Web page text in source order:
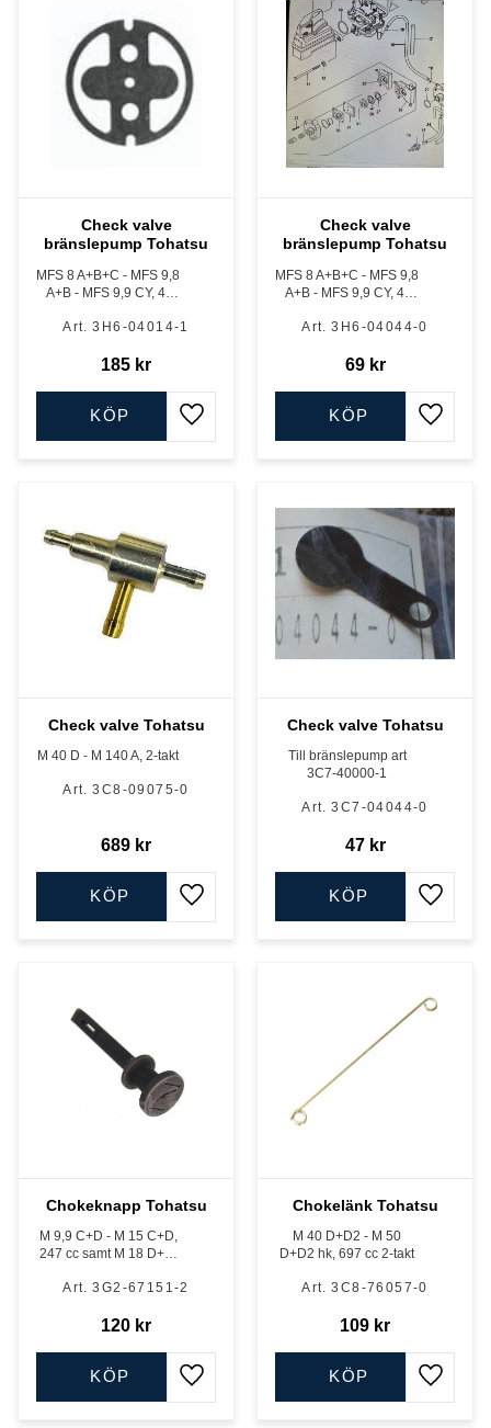
Check valve
bränslepump Tohatsu
MFS 8 A+B+C - MFS 9,8
A+B - MFS 9,9 CY, 4-
och EFI (matarpump)
3H6-04014-1
185 kr
Lägg till i favoriter
KÖP
Check valve
bränslepump Tohatsu
MFS 8 A+B+C - MFS 9,8
A+B - MFS 9,9 CY, 4-
och EFI (matarpump)
3H6-04044-0
69kr
Lägg
KÖP
Check valve Tohatsu
M 40 D - M 140 A, 2-takt
3C8-09075-0
689 kr
Lägg till i favoriter
KÖP
Check valve Tohatsu
Till bränslepump art
3C7-40000-1
3C7-04044-0
47kr
Lägg
KÖP
Chokeknapp Tohatsu
M 9,9 C+D - M 15 C+D,
247 cc samt M 18 D+E,
3G2-67151-2
120 kr
Lägg till i favoriter
KÖP
Chokelänk Tohatsu
M 40 D+D2 - M 50
D+D2 hk, 697 cc 2-takt
3C8-76057-0
109 kr
Lägg
KÖP